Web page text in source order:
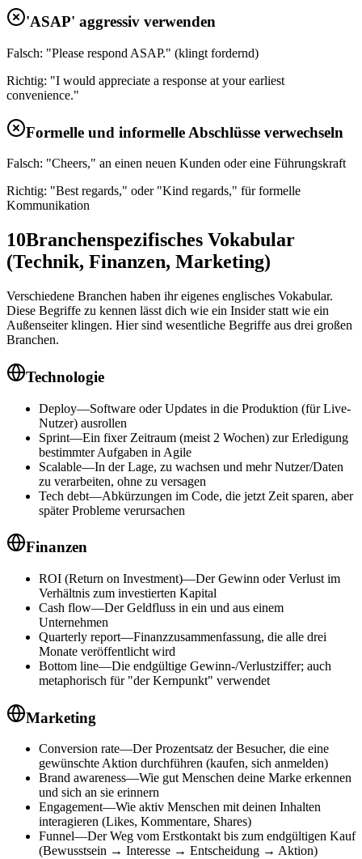
'ASAP' aggressiv verwenden
Falsch: "Please respond ASAP." (klingt fordernd)
Richtig: "I would appreciate a response at your earliest
convenience."
Formelle und informelle Abschlüsse verwechseln
Falsch: "Cheers," an einen neuen Kunden oder eine Führungskraft
Richtig: "Best regards," oder "Kind regards," für formelle
Kommunikation
10Branchenspezifisches Vokabular
(Technik, Finanzen, Marketing)
Verschiedene Branchen haben ihr eigenes englisches Vokabular.
Diese Begriffe zu kennen lässt dich wie ein Insider statt wie ein
Außenseiter klingen. Hier sind wesentliche Begriffe aus drei großen
Branchen.
Technologie
Deploy—Software oder Updates in die Produktion (für Live-
Nutzer) ausrollen
Sprint—Ein fixer Zeitraum (meist 2 Wochen) zur Erledigung
bestimmter Aufgaben in Agile
Scalable—In der Lage, zu wachsen und mehr Nutzer/Daten
zu verarbeiten, ohne zu versagen
Tech debt—Abkürzungen im Code, die jetzt Zeit sparen, aber
später Probleme verursachen
Finanzen
ROI (Return on Investment)—Der Gewinn oder Verlust im
Verhältnis zum investierten Kapital
Cash flow—Der Geldfluss in ein und aus einem
Unternehmen
Quarterly report—Finanzzusammenfassung, die alle drei
Monate veröffentlicht wird
Bottom line—Die endgültige Gewinn-/Verlustziffer; auch
metaphorisch für "der Kernpunkt" verwendet
Marketing
Conversion rate—Der Prozentsatz der Besucher, die eine
gewünschte Aktion durchführen (kaufen, sich anmelden)
Brand awareness—Wie gut Menschen deine Marke erkennen
und sich an sie erinnern
Engagement—Wie aktiv Menschen mit deinen Inhalten
interagieren (Likes, Kommentare, Shares)
Funnel—Der Weg vom Erstkontakt bis zum endgültigen Kauf
(Bewusstsein → Interesse → Entscheidung → Aktion)